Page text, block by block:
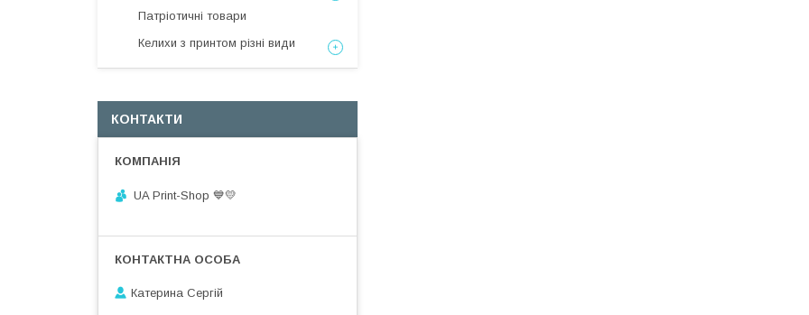
Патріотичні товари
Келихи з принтом різні види
КОНТАКТИ
UA Print-Shop ​💙💛
Катерина Сергій